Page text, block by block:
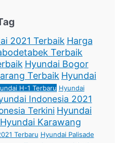
2021 Terbaik Harga
Terbaik
Hyundai Bogor
Terbaik Hyundai
H-1 Terbaru Hyundai
Indonesia 2021
Terkini Hyundai
Hyundai Karawang
Terbaru Hyundai Palisade